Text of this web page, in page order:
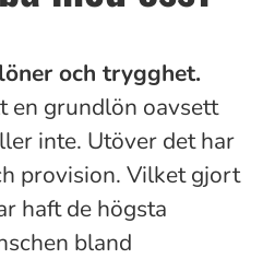
och trygghet.
en grundlön oavsett
inte. Utöver det har
provision. Vilket gjort
haft de högsta
bland